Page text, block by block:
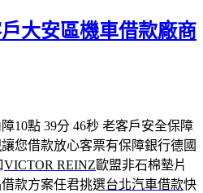
大安區機車借款廠商
10點 39分 46秒 老客戶安全保障
讓您借款放心客票有保障銀行德國
VICTOR REINZ歐盟非石棉墊片
款方案任君挑選台北汽車借款快